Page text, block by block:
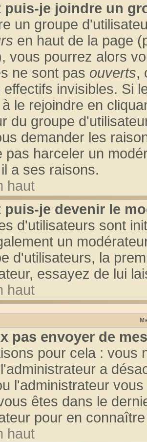
puis-je joindre un
un groupe
en haut de la page
vous pourrez alors
ne sont pas ouverts,
effectifs invisibles. Si
le rejoindre en
du groupe
demander les
pas harceler un
a ses raisons.
haut
puis-je devenir le
d'utilisateurs sont
un
d'utilisateurs, la
essayez de lui
haut
pas envoyer de
pour cela : vous
a
l'administrateur
êtes dans le
pour en
haut